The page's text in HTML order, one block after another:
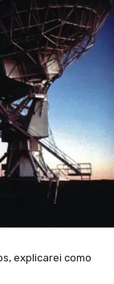
explicarei como